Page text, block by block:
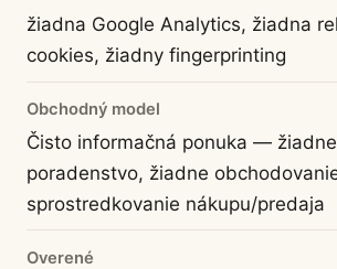
žiadna Google Analytics, žiadna
cookies, žiadny fingerprinting
Obchodný model
Čisto informačná ponuka —
poradenstvo, žiadne
sprostredkovanie nákupu/predaja
Overené